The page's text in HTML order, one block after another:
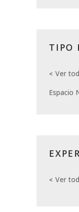
TIPO
Ver
Espacio
Ver